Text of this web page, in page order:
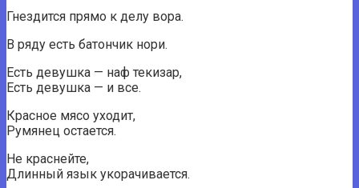
Гнездится прямо к делу вора.
В ряду есть батончик нори.
Есть девушка — наф текизар,
Есть девушка — и все.
Красное мясо уходит,
Румянец остается.
Не краснейте,
Длинный язык укорачивается.